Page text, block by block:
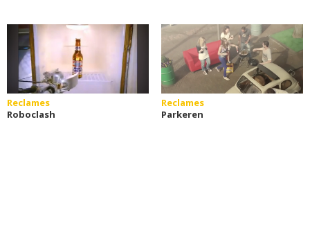
Reclames
Roboclash
Reclames
Parkeren